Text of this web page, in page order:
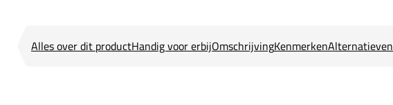
Alles over dit productHandig voor erbijOmschrijvingKenmerkenAlternatieven